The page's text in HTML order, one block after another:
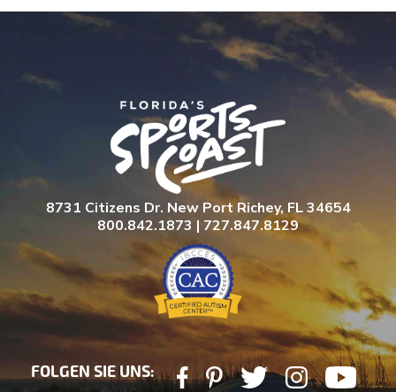
8731 Citizens Dr. New Port Richey, FL 34654
800.842.1873 | 727.847.8129
FOLGEN SIE UNS: